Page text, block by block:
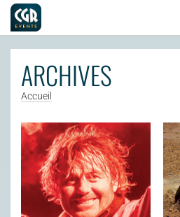
ARCHIVES
Accueil